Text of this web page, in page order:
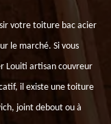
votre toiture bac acier
le marché. Si vous
Louiti artisan couvreur
il existe une toiture
joint debout ou à